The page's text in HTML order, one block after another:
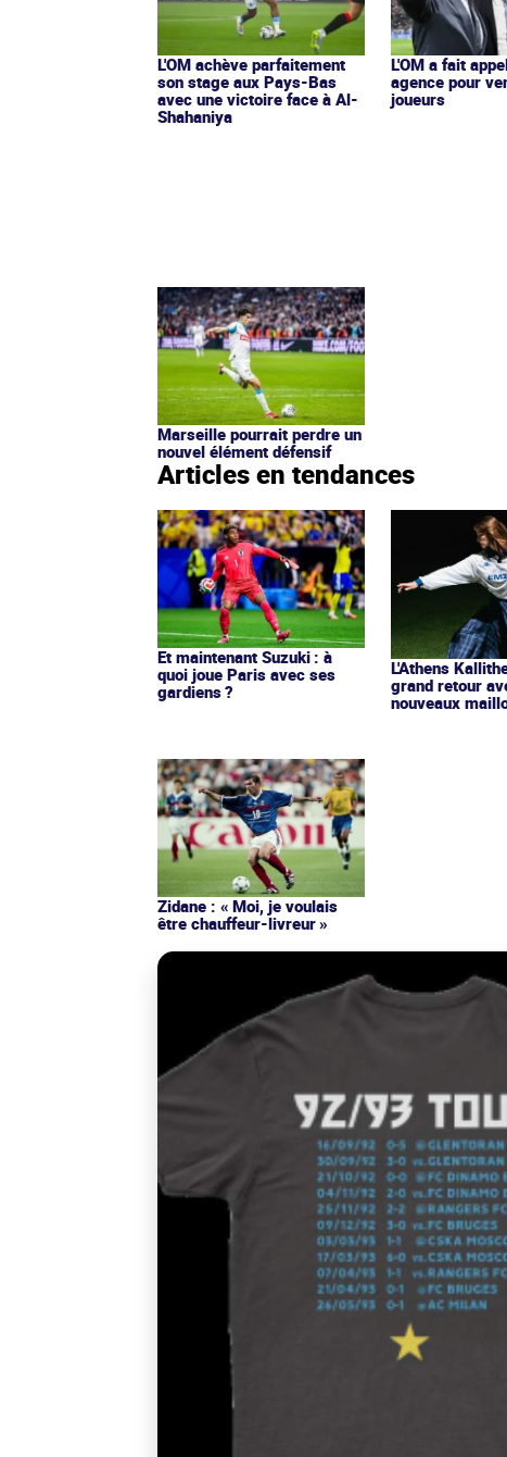
L'OM achève parfaitement
son stage aux Pays-Bas
avec une victoire face à Al-
Shahaniya
L'OM a fait
agence pour
joueurs
Marseille pourrait perdre un
nouvel élément défensif
Articles en tendances
Et maintenant Suzuki : à
quoi joue Paris avec ses
gardiens ?
L'Athens
grand retour
nouveaux
Zidane : « Moi, je voulais
être chauffeur-livreur »